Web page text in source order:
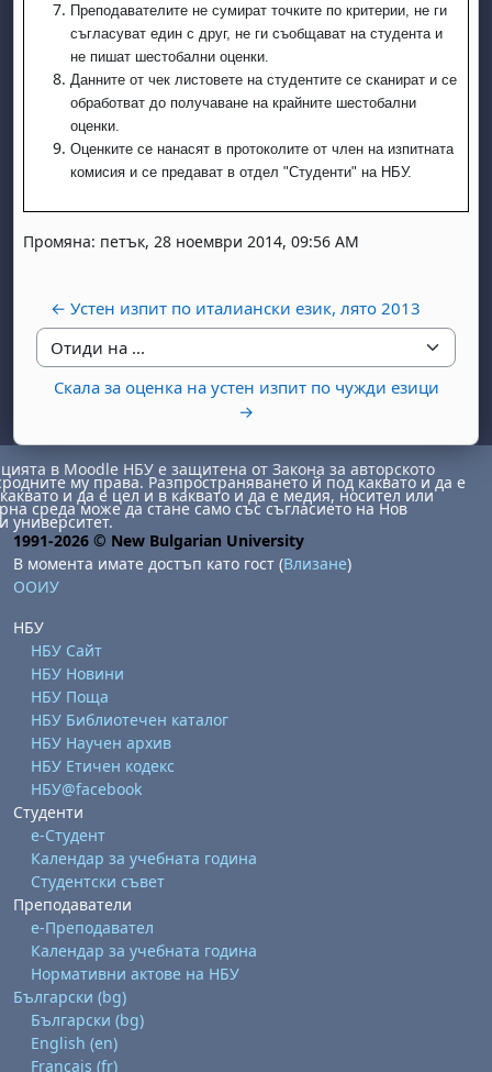
Преподавателите не сумират точките по критерии, не ги
съгласуват един с друг, не ги съобщават на студента и
не пишат шестобални оценки.
Данните от чек листовете на студентите се сканират и се
обработват до получаване на крайните шестобални
оценки.
Оценките се нанасят в протоколите от член на изпитната
комисия и се предават в отдел "Студенти" на НБУ.
Промяна: петък, 28 ноември 2014, 09:56 AM
← Устен изпит по италиански език, лято 2013
Отиди на ...
Скала за оценка на устен изпит по чужди езици
→
6 август
август8 август
неделя, 9 август
август
август
15 август
неделя, 16 август
август
август
22 август
неделя, 23 август
в Moodle НБУ е защитена от Закона за авторското
му права. Разпространяването й под каквато и да е
и да е цел и в каквато и да е медия, носител или
среда може да стане само със съгласието на Нов
университет.
1991-2026 © New Bulgarian University
В момента имате достъп като гост (Влизане)
ООИУ
НБУ
НБУ Сайт
НБУ Новини
НБУ Поща
НБУ Библиотечен каталог
НБУ Научен архив
НБУ Етичен кодекс
НБУ@facebook
Студенти
е-Студент
Календар за учебната година
Студентски съвет
Преподаватели
е-Преподавател
Календар за учебната година
Нормативни актове на НБУ
Български ‎(bg)‎
Български ‎(bg)‎
English ‎(en)‎
Français ‎(fr)‎